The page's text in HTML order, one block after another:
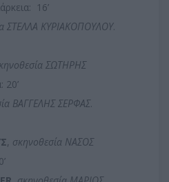
16’
ΣΤΕΛΛΑ ΚΥΡΙΑΚΟΠΟΥΛΟΥ.
ΣΩΤΗΡΗΣ
20’
ΒΑΓΓΕΛΗΣ ΣΕΡΦΑΣ.
, σκηνοθεσία ΝΑΣΟΣ